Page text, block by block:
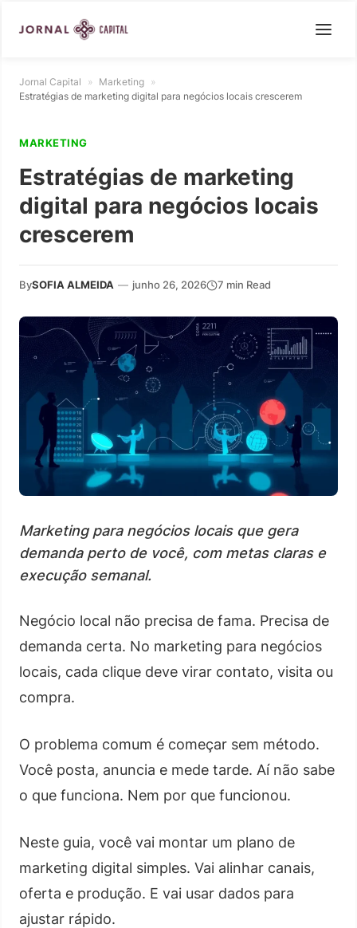
Jornal Capital » Marketing »
Estratégias de marketing digital para negócios locais crescerem
MARKETING
Estratégias de marketing
digital para negócios locais
crescerem
BySOFIA ALMEIDA — junho 26, 2026 7 min Read
Marketing para negócios locais que gera
demanda perto de você, com metas claras e
execução semanal.
Negócio local não precisa de fama. Precisa de
demanda certa. No marketing para negócios
locais, cada clique deve virar contato, visita ou
compra.
O problema comum é começar sem método.
Você posta, anuncia e mede tarde. Aí não sabe
o que funciona. Nem por que funcionou.
Neste guia, você vai montar um plano de
marketing digital simples. Vai alinhar canais,
oferta e produção. E vai usar dados para
ajustar rápido.